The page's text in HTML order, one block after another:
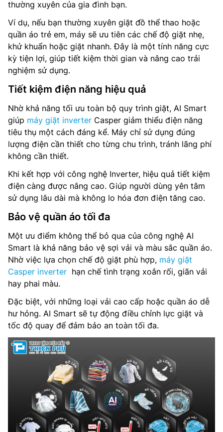
thường xuyên của gia đình bạn.
Ví dụ, nếu bạn thường xuyên giặt đồ thể thao hoặc
quần áo trẻ em, máy sẽ ưu tiên các chế độ giặt nhẹ,
khử khuẩn hoặc giặt nhanh. Đây là một tính năng cực
kỳ tiện lợi, giúp tiết kiệm thời gian và nâng cao trải
nghiệm sử dụng.
Tiết kiệm điện năng hiệu quả
Nhờ khả năng tối ưu toàn bộ quy trình giặt, AI Smart
giúp máy giặt inverter Casper giảm thiểu điện năng
tiêu thụ một cách đáng kể. Máy chỉ sử dụng đúng
lượng điện cần thiết cho từng chu trình, tránh lãng phí
không cần thiết.
Khi kết hợp với công nghệ Inverter, hiệu quả tiết kiệm
điện càng được nâng cao. Giúp người dùng yên tâm
sử dụng lâu dài mà không lo hóa đơn điện tăng cao.
Bảo vệ quần áo tối đa
Một ưu điểm không thể bỏ qua của công nghệ AI
Smart là khả năng bảo vệ sợi vải và màu sắc quần áo.
Nhờ việc lựa chọn chế độ giặt phù hợp, máy giặt
Casper inverter hạn chế tình trạng xoắn rối, giãn vải
hay phai màu.
Đặc biệt, với những loại vải cao cấp hoặc quần áo dễ
hư hỏng. AI Smart sẽ tự động điều chỉnh lực giặt và
tốc độ quay để đảm bảo an toàn tối đa.